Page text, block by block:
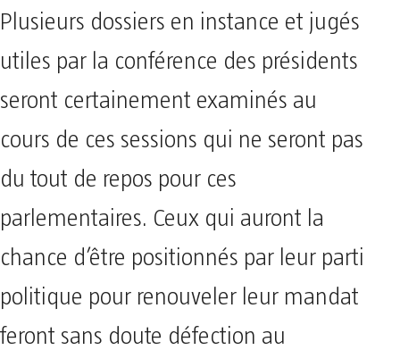
Plusieurs dossiers en instance et jugés
utiles par la conférence des présidents
seront certainement examinés au
cours de ces sessions qui ne seront pas
du tout de repos pour ces
parlementaires. Ceux qui auront la
chance d’être positionnés par leur parti
politique pour renouveler leur mandat
feront sans doute défection au